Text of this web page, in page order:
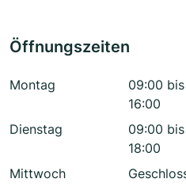
Öffnungszeiten
Montag
09:00
16:00
Dienstag
09:00
18:00
Mittwoch